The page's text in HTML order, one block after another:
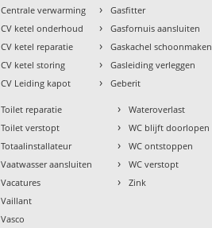
Centrale verwarming
CV ketel onderhoud
CV ketel reparatie
CV ketel storing
CV Leiding kapot
› Gasfitter
› Gasfornuis aansluiten
› Gaskachel schoonmaken
› Gasleiding verleggen
› Geberit
Toilet reparatie
Toilet verstopt
Totaalinstallateur
Vaatwasser aansluiten
Vacatures
Vaillant
Vasco
› Wateroverlast
› WC blijft doorlopen
› WC ontstoppen
› WC verstopt
› Zink